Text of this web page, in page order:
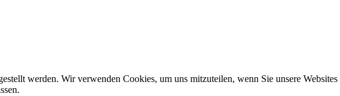
werden. Wir verwenden Cookies, um uns mitzuteilen, wenn Sie unsere